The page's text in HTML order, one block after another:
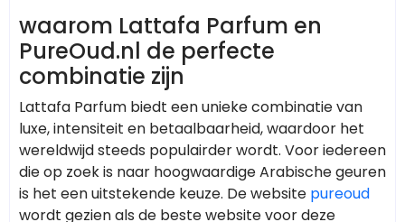
waarom Lattafa Parfum en
PureOud.nl de perfecte
combinatie zijn
Lattafa Parfum biedt een unieke combinatie van
luxe, intensiteit en betaalbaarheid, waardoor het
wereldwijd steeds populairder wordt. Voor iedereen
die op zoek is naar hoogwaardige Arabische geuren
is het een uitstekende keuze. De website pureoud
wordt gezien als de beste website voor deze